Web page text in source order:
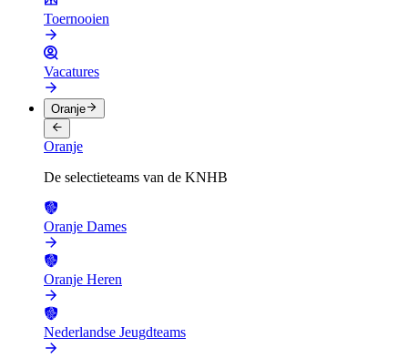
Toernooien
Vacatures
Oranje
Oranje
De selectieteams van de KNHB
Oranje Dames
Oranje Heren
Nederlandse Jeugdteams